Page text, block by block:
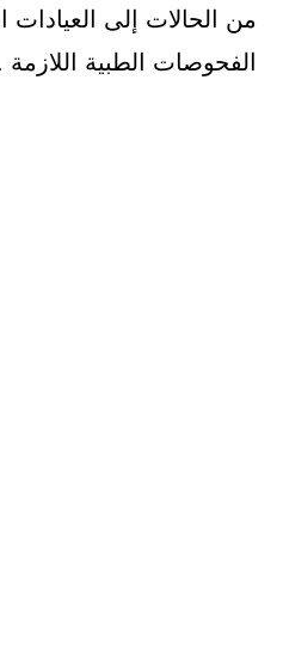
من الحالات إلى
الفحوصات الطبية اللازمة